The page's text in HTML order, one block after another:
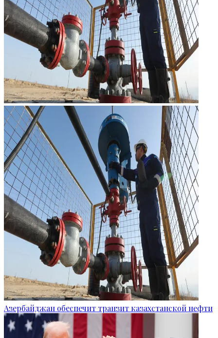
Азербайджан обеспечит транзит казахстанской нефти